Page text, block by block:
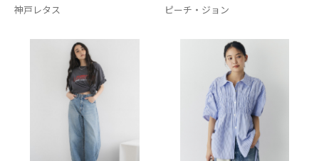
神戸レタス ピーチ・ジョン